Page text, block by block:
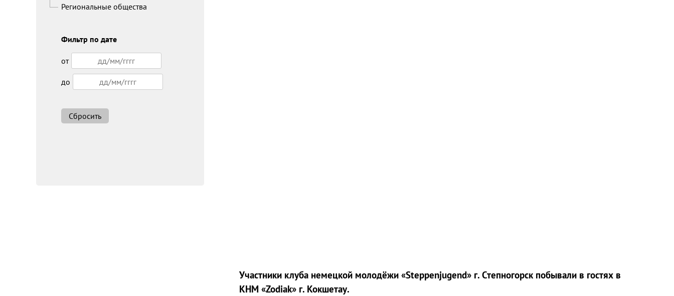
Участники клуба немецкой молодёжи «Steppenjugend» г. Степногорск побывали в гостях в
КНМ «Zodiak» г. Кокшетау.
Региональные общества
Фильтр по дате
от
до
Сбросить